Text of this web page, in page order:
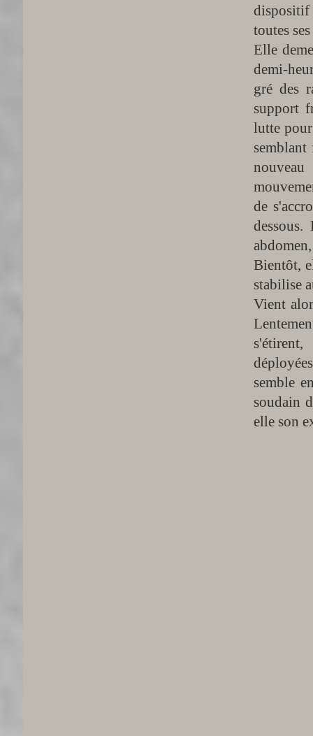
dispositif
toutes
Elle
demi-
gré des
support
lutte
semblant
de
Bientôt,
stabilise
Vient
semble
soudain
elle son